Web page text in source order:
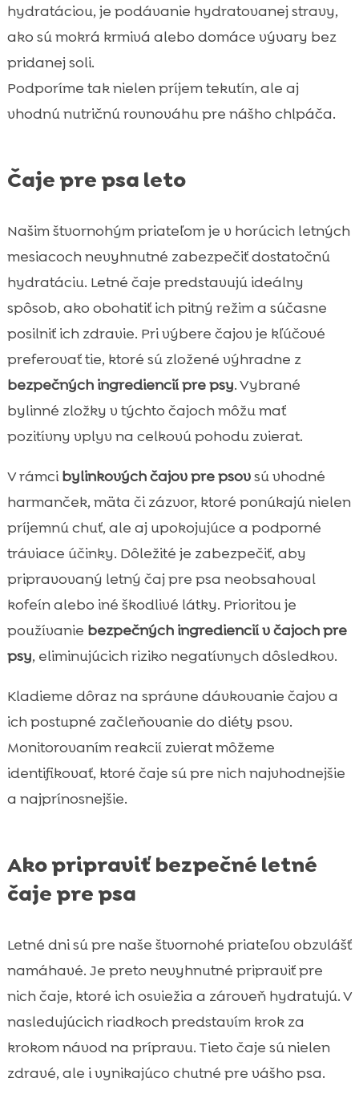
hydratáciou, je podávanie hydratovanej stravy,
ako sú mokrá krmivá alebo domáce vývary bez
pridanej soli.
Podporíme tak nielen príjem tekutín, ale aj
vhodnú nutričnú rovnováhu pre nášho chlpáča.
Čaje pre psa leto
Našim štvornohým priateľom je v horúcich letných
mesiacoch nevyhnutné zabezpečiť dostatočnú
hydratáciu. Letné čaje predstavujú ideálny
spôsob, ako obohatiť ich pitný režim a súčasne
posilniť ich zdravie. Pri výbere čajov je kľúčové
preferovať tie, ktoré sú zložené výhradne z
bezpečných ingrediencií pre psy. Vybrané
bylinné zložky v týchto čajoch môžu mať
pozitívny vplyv na celkovú pohodu zvierat.
V rámcibylinkových čajov pre psovsú vhodné
harmanček, mäta či zázvor, ktoré ponúkajú nielen
príjemnú chuť, ale aj upokojujúce a podporné
tráviace účinky. Dôležité je zabezpečiť, aby
pripravovaný letný čaj pre psa neobsahoval
kofeín alebo iné škodlivé látky. Prioritou je
používanie bezpečných ingrediencií v čajoch pre
psy, eliminujúcich riziko negatívnych dôsledkov.
Kladieme dôraz na správne dávkovanie čajov a
ich postupné začleňovanie do diéty psov.
Monitorovaním reakcií zvierat môžeme
identifikovať, ktoré čaje sú pre nich najvhodnejšie
a najprínosnejšie.
Ako pripraviť bezpečné letné
čaje pre psa
Letné dni sú pre naše štvornohé priateľov obzvlášť
namáhavé. Je preto nevyhnutné pripraviť pre
nich čaje, ktoré ich osviežia a zároveň hydratujú. V
nasledujúcich riadkoch predstavím krok za
krokom návod na prípravu. Tieto čaje sú nielen
zdravé, ale i vynikajúco chutné pre vášho psa.